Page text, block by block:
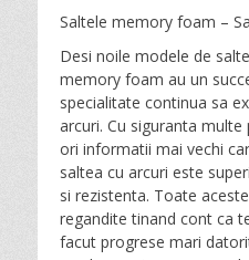
Saltele memory foam –
Desi noile modele de
memory foam au un
specialitate continua sa
arcuri. Cu siguranta
ori informatii mai vechi
saltea cu arcuri este
si rezistenta. Toate
regandite tinand cont ca
facut progrese mari